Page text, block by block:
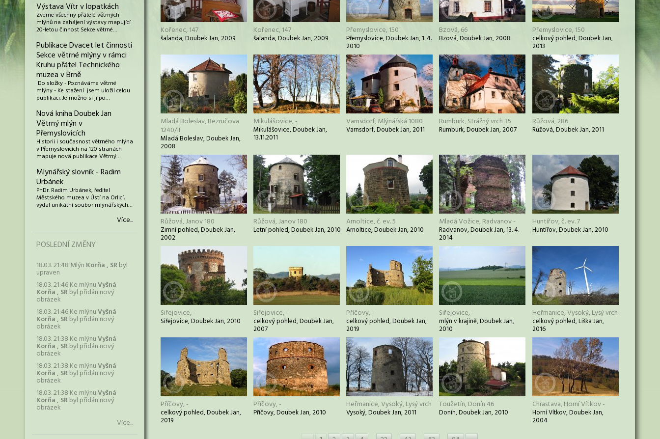
Výstava Vítr v lopatkách
Zveme všechny přátelé větrných
mlýnů na zahájení výstavy mapující
20-letou činnost Sekce větrné…
Publikace Dvacet let činnosti
Sekce větrné mlýny v rámci
Kruhu přátel Technického
muzea v Brně
Do složky - Poznáváme větrné
mlýny - Ke stažení jsem uložil celou
publikaci. Je možno si ji po…
Nová kniha Doubek Jan
Větrný mlýn v
Přemyslovicích
Historii i současnost větrného mlýna
v Přemyslovicích na 120 stranách
mapuje nová publikace Větrný…
Mlynářský slovník - Radim
Urbánek
PhDr. Radim Urbánek, ředitel
Městského muzea v Ústí na Orlicí,
vydal unikátní soubor mlynářských…
Více...
POSLEDNÍ ZMĚNY
18.03. 21:48 Mlýn Korňa , SRbyl
upraven
18.03. 21:46 Ke mlýnuVyšná
Korňa , SRbyl přidán nový
obrázek
18.03. 21:46 Ke mlýnuVyšná
Korňa , SRbyl přidán nový
obrázek
18.03. 21:38 Ke mlýnuVyšná
Korňa , SRbyl přidán nový
obrázek
18.03. 21:38 Ke mlýnuVyšná
Korňa , SRbyl přidán nový
obrázek
18.03. 21:38 Ke mlýnuVyšná
Korňa , SRbyl přidán nový
obrázek
Více...
Kořenec, 147
šalanda, Doubek Jan, 2009
Kořenec, 147
šalanda, Doubek Jan, 2009
Přemyslovice, 150
Přemyslovice, Doubek Jan, 1. 4.
2010
Bzová, 66
Bzová, Doubek Jan, 2008
Přemyslovice, 150
celkový pohled, Doubek Jan,
2013
Mladá Boleslav, Bezručova
1240/II
Mladá Boleslav, Doubek Jan,
2008
Mikulášovice, -
Mikulášovice, Doubek Jan,
13.11.2011
Varnsdorf, Mlýnářská 1080
Varnsdorf, Doubek Jan, 2011
Rumburk, Strážný vrch 35
Rumburk, Doubek Jan, 2007
Růžová, 286
Růžová, Doubek Jan, 2011
Růžová, Janov 180
Zimní pohled, Doubek Jan,
2002
Růžová, Janov 180
Letní pohled, Doubek Jan, 2010
Arnoltice, č. ev. 5
Arnoltice, Doubek Jan, 2010
Mladá Vožice, Radvanov -
Radvanov, Doubek Jan, 13. 4.
2014
Huntířov, č. ev. 7
Huntířov, Doubek Jan, 2010
Siřejovice, -
Siřejovice, Doubek Jan, 2010
Siřejovice, -
celkový pohled, Doubek Jan,
2007
Příčovy, -
celkový pohled, Doubek Jan,
2019
Siřejovice, -
mlýn v krajině, Doubek Jan,
2010
Heřmanice, Vysoký, Lysý vrch
celkový pohled, Liška Jan,
2016
Příčovy, -
celkový pohled, Doubek Jan,
2019
Příčovy, -
Příčovy, Doubek Jan, 2010
Heřmanice, Vysoký, Lysý vrch
Vysoký, Doubek Jan, 2011
Toužetín, Donín 46
Donín, Doubek Jan, 2010
Chrastava, Horní Vítkov -
Horní Vítkov, Doubek Jan,
2004